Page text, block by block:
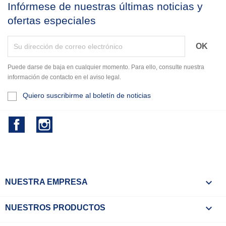
Infórmese de nuestras últimas noticias y
ofertas especiales
Puede darse de baja en cualquier momento. Para ello, consulte nuestra
información de contacto en el aviso legal.
Quiero suscribirme al boletín de noticias
Facebook
NUESTRA EMPRESA 
NUESTROS PRODUCTOS 